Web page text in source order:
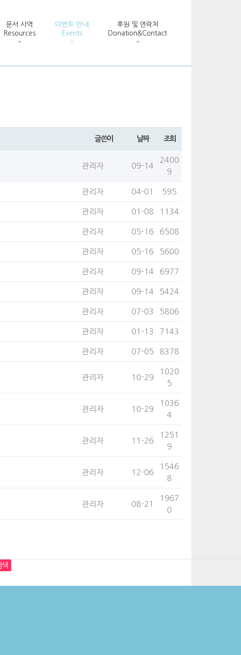
문서 사역
Resources
이벤트 안내
Events
후원 및 연락처
Donation&Contact
글쓴이 날짜 조회
관리자 09-14
2400
9
관리자 04-01 595
관리자 01-08 1134
관리자 05-16 6508
관리자 05-16 5600
관리자 09-14 6977
관리자 09-14 5424
관리자 07-03 5806
관리자 01-13 7143
관리자 07-05 8378
관리자 10-29
1020
5
관리자 10-29
1036
4
관리자 11-26
1251
9
관리자 12-06
1546
8
관리자 08-21
1967
0